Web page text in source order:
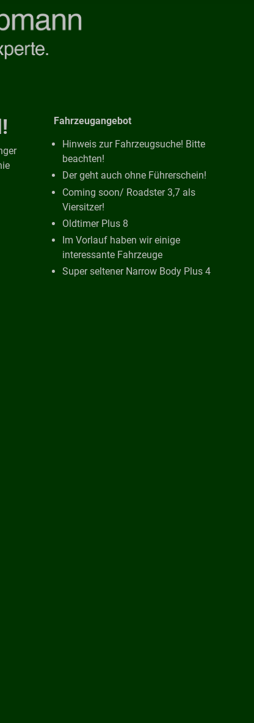
Fahrzeugangebot
Hinweis zur Fahrzeugsuche! Bitte
beachten!
Der geht auch ohne Führerschein!
Coming soon/ Roadster 3,7 als
Viersitzer!
Oldtimer Plus 8
Im Vorlauf haben wir einige
interessante Fahrzeuge
Super seltener Narrow Body Plus 4